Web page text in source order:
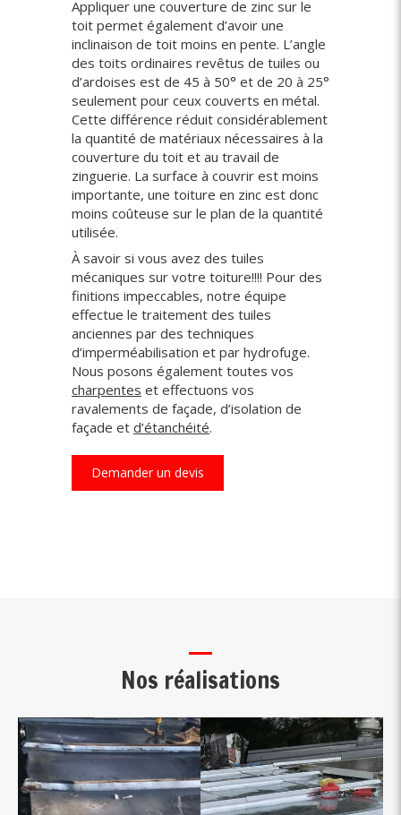
Appliquer une couverture de zinc sur le
toit permet également d’avoir une
inclinaison de toit moins en pente. L’angle
des toits ordinaires revêtus de tuiles ou
d’ardoises est de 45 à 50° et de 20 à 25°
seulement pour ceux couverts en métal.
Cette différence réduit considérablement
la quantité de matériaux nécessaires à la
couverture du toit et au travail de
zinguerie. La surface à couvrir est moins
importante, une toiture en zinc est donc
moins coûteuse sur le plan de la quantité
utilisée.
À savoir si vous avez des tuiles
mécaniques sur votre toiture!!!! Pour des
finitions impeccables, notre équipe
effectue le traitement des tuiles
anciennes par des techniques
d’imperméabilisation et par hydrofuge.
Nous posons également toutes vos
charpentes et effectuons vos
ravalements de façade, d’isolation de
façade et d’étanchéité.
Demander un devis
Nos réalisations